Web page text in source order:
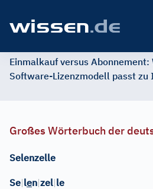
Einmalkauf versus Abonnement:
Software-Lizenzmodell passt zu
Großes Wörterbuch der
Selenzelle
Se|len|zel|le